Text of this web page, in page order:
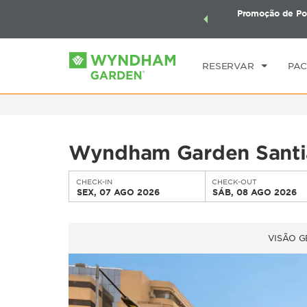
os Pacotes de Viagem Wyndham. Ganhe também
Promoção de
RESERVAR
Wyndham Garden
CHECK-IN
SEX, 07 AGO 2026
CHECK-OUT
SÁB, 08 AGO 2026
VISÃO